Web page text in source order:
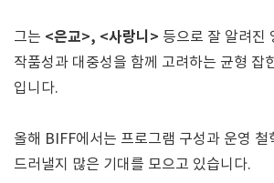
그는 <은교>, <사랑니> 등으로 잘 알려진
작품성과 대중성을 함께 고려하는 균형 잡
입니다.
올해 BIFF에서는 프로그램 구성과 운영 철
드러낼지 많은 기대를 모으고 있습니다.